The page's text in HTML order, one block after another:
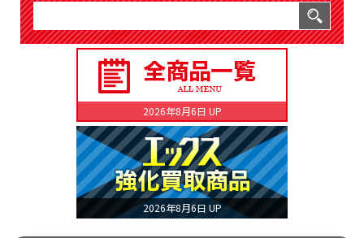
2026年8月6日 UP
2026年8月6日 UP